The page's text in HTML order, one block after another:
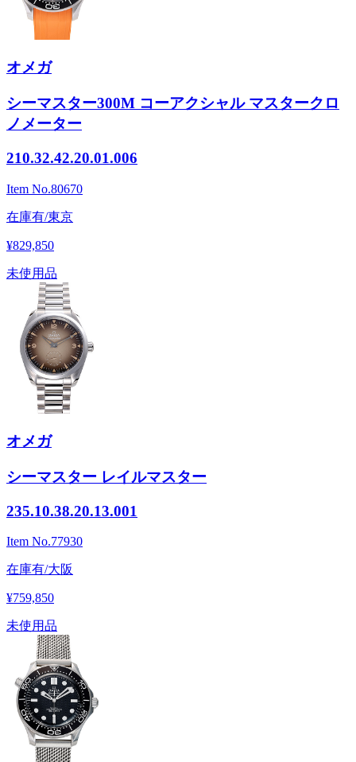
オメガ
シーマスター300M コーアクシャル マスタークロ
ノメーター
210.32.42.20.01.006
Item No.80670
在庫有/東京
¥829,850
未使用品
オメガ
シーマスター レイルマスター
235.10.38.20.13.001
Item No.77930
在庫有/大阪
¥759,850
未使用品